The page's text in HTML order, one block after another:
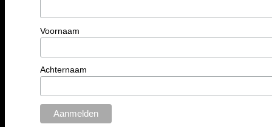
Voornaam
Achternaam